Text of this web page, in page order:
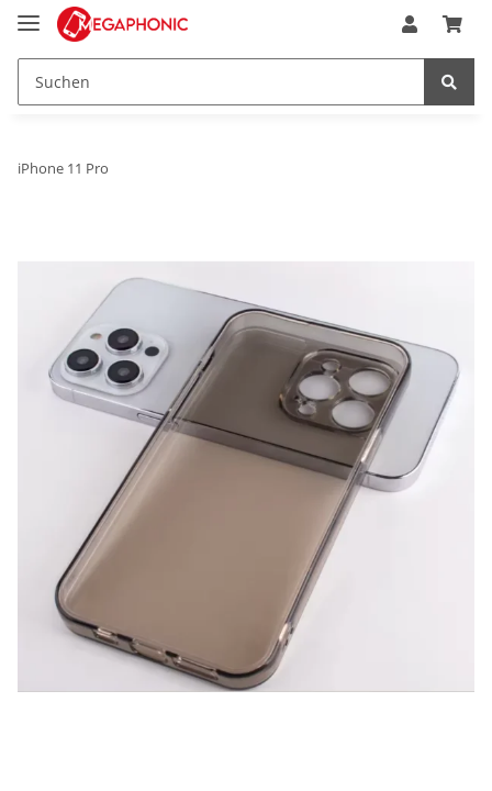
iPhone 11 Pro